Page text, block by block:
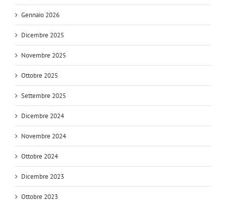
Gennaio 2026
Dicembre 2025
Novembre 2025
Ottobre 2025
Settembre 2025
Dicembre 2024
Novembre 2024
Ottobre 2024
Dicembre 2023
Ottobre 2023